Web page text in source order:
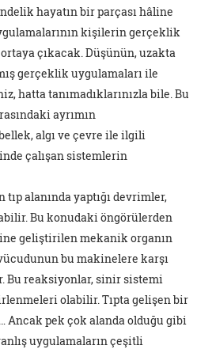
hayatın bir parçası hâline
kişilerin gerçeklik
çıkacak. Düşünün, uzakta
gerçeklik uygulamaları ile
hatta tanımadıklarınızla bile. Bu
ayrımın
algı ve çevre ile ilgili
çalışan sistemlerin
alanında yaptığı devrimler,
Bu konudaki öngörülerden
geliştirilen mekanik organın
bu makinelere karşı
Bu reaksiyonlar, sinir sistemi
olabilir. Tıpta gelişen bir
Ancak pek çok alanda olduğu gibi
uygulamaların çeşitli